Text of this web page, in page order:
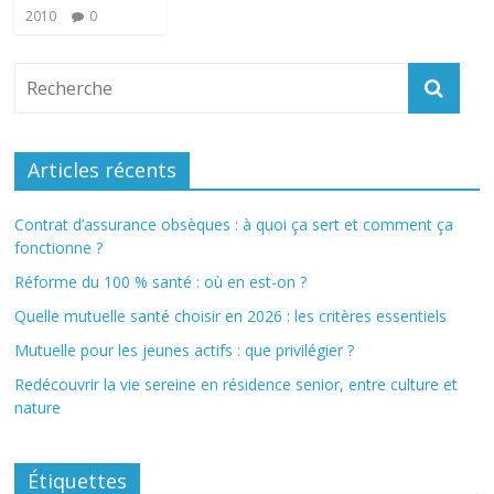
2010
0
Articles récents
Contrat d’assurance obsèques : à quoi ça sert et comment ça
fonctionne ?
Réforme du 100 % santé : où en est-on ?
Quelle mutuelle santé choisir en 2026 : les critères essentiels
Mutuelle pour les jeunes actifs : que privilégier ?
Redécouvrir la vie sereine en résidence senior, entre culture et
nature
Étiquettes